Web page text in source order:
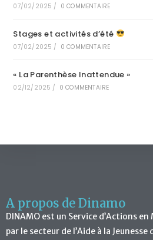
07/02/2025 / 0 COMMENTAIRE
Stages et activités d’été
07/02/2025 / 0 COMMENTAIRE
« La Parenthèse Inattendue »
02/12/2025 / 0 COMMENTAIRE
A propos de Dinamo
DINAMO est un Service d’Actions
par le secteur de l’Aide à la